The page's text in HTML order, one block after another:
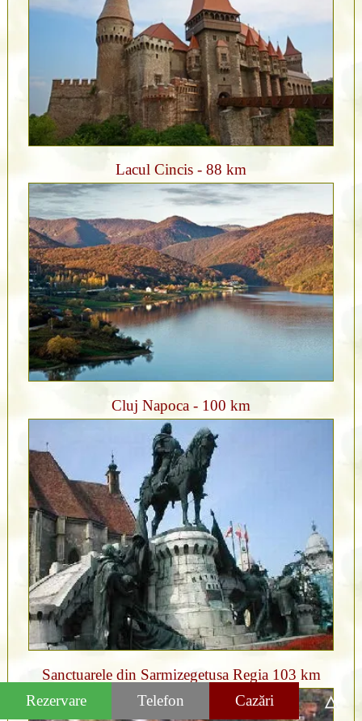
Rezervare Telefon Cazări △
Lacul Cincis - 88 km
Cluj Napoca - 100 km
Sanctuarele din Sarmizegetusa Regia 103 km